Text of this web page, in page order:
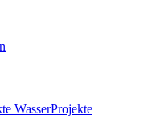
WasserProjekte